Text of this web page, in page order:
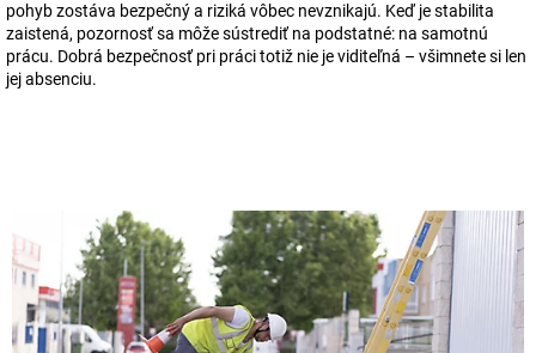
pohyb zostáva bezpečný a riziká vôbec nevznikajú. Keď je stabilita
zaistená, pozornosť sa môže sústrediť na podstatné: na samotnú
prácu. Dobrá bezpečnosť pri práci totiž nie je viditeľná – všimnete si len
jej absenciu.